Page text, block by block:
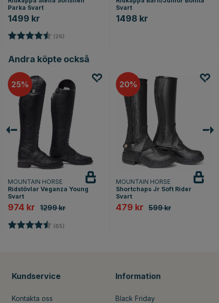
Parka Svart
1499 kr
Betyg: (26)
Svart
1498 kr
Andra köpte också
25
MOUNTAIN HORSE
Ridstövlar Veganza Young
Svart
974 kr 1299 kr
Betyg: (65)
20
MOUNTAIN HORSE
Shortchaps Jr Soft Rider
Svart
479 kr 599 kr
Kundservice
Kontakta oss
Information
Black Friday